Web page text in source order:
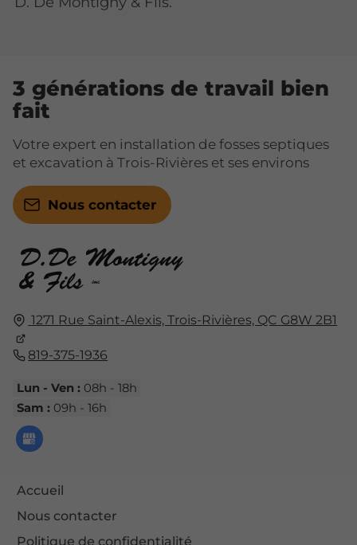
1271 Rue Saint-Alexis,Trois-Rivières, QC G8W 2B1
819-375-1936
Lun - Ven : 08h - 18h
Sam : 09h - 16h
Accueil
Nous contacter
Politique de confidentialité
3 générations de travail bien
fait
Votre expert en installation de fosses septiques
et excavation à Trois-Rivières et ses environs
Nous contacter